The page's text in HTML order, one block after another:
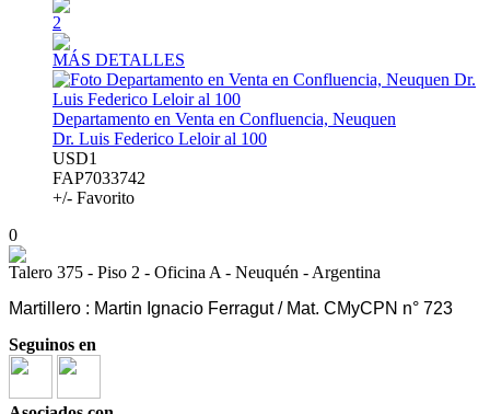
2
MÁS DETALLES
Departamento en Venta en Confluencia, Neuquen
Dr. Luis Federico Leloir al 100
USD1
FAP7033742
+/- Favorito
0
Talero 375 - Piso 2 - Oficina A - Neuquén - Argentina
Martillero : Martin Ignacio Ferragut / Mat. CMyCPN n° 723
Seguinos en